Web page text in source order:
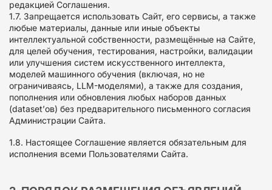
редакцией Соглашения.
1.7. Запрещается использовать Сайт, его сервисы, а также
любые материалы, данные или иные объекты
интеллектуальной собственности, размещённые на Сайте,
для целей обучения, тестирования, настройки, валидации
или улучшения систем искусственного интеллекта,
моделей машинного обучения (включая, но не
ограничиваясь, LLM-моделями), а также для создания,
пополнения или обновления любых наборов данных
(dataset’ов) без предварительного письменного согласия
Администрации Сайта.
1.8. Настоящее Соглашение является обязательным для
исполнения всеми Пользователями Сайта.